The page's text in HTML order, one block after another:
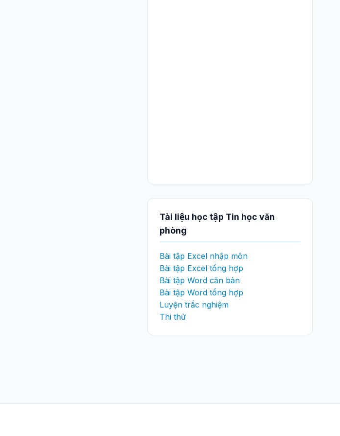
Tài liệu học tập Tin học văn
phòng
Bài tập Excel nhập môn
Bài tập Excel tổng hợp
Bài tập Word căn bản
Bài tập Word tổng hợp
Luyện trắc nghiệm
Thi thử